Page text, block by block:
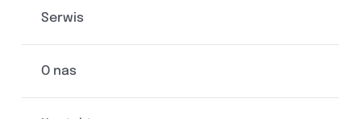
Serwis
O nas